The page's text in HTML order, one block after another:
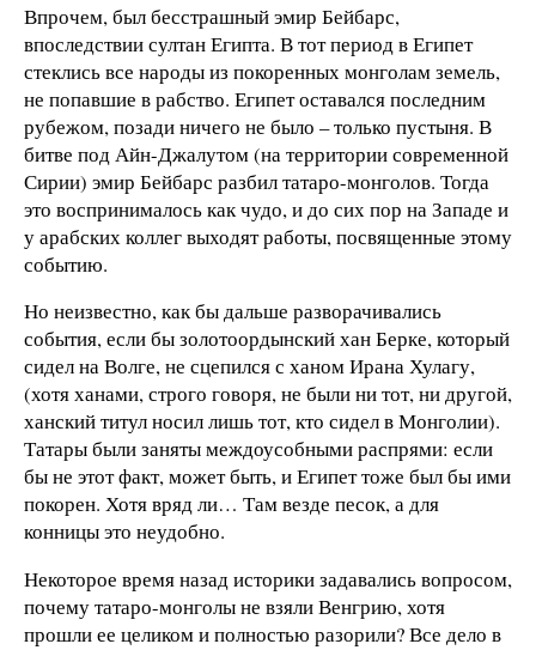
Впрочем, был бесстрашный эмир Бейбарс,
впоследствии султан Египта. В тот период в Египет
стеклись все народы из покоренных монголам земель,
не попавшие в рабство. Египет оставался последним
рубежом, позади ничего не было – только пустыня. В
битве под Айн-Джалутом (на территории современной
Сирии) эмир Бейбарс разбил татаро-монголов. Тогда
это воспринималось как чудо, и до сих пор на Западе и
у арабских коллег выходят работы, посвященные этому
событию.
Но неизвестно, как бы дальше разворачивались
события, если бы золотоордынский хан Берке, который
сидел на Волге, не сцепился с ханом Ирана Хулагу,
(хотя ханами, строго говоря, не были ни тот, ни другой,
ханский титул носил лишь тот, кто сидел в Монголии).
Татары были заняты междоусобными распрями: если
бы не этот факт, может быть, и Египет тоже был бы ими
покорен. Хотя вряд ли… Там везде песок, а для
конницы это неудобно.
Некоторое время назад историки задавались вопросом,
почему татаро-монголы не взяли Венгрию, хотя
прошли ее целиком и полностью разорили? Все дело в